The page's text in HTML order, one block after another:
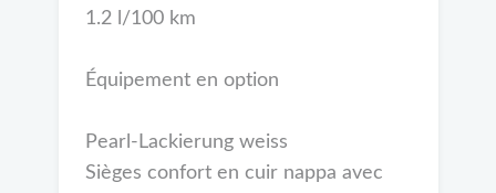
1.2 l/100 km
Équipement en option
Pearl-Lackierung weiss
Sièges confort en cuir nappa avec